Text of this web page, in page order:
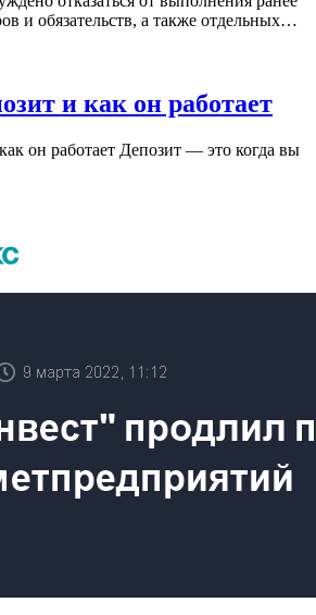
и обязательств, а также отдельных…
и как он работает
он работает Депозит — это когда вы